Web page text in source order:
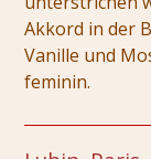
Akkord in der
Vanille und
feminin.